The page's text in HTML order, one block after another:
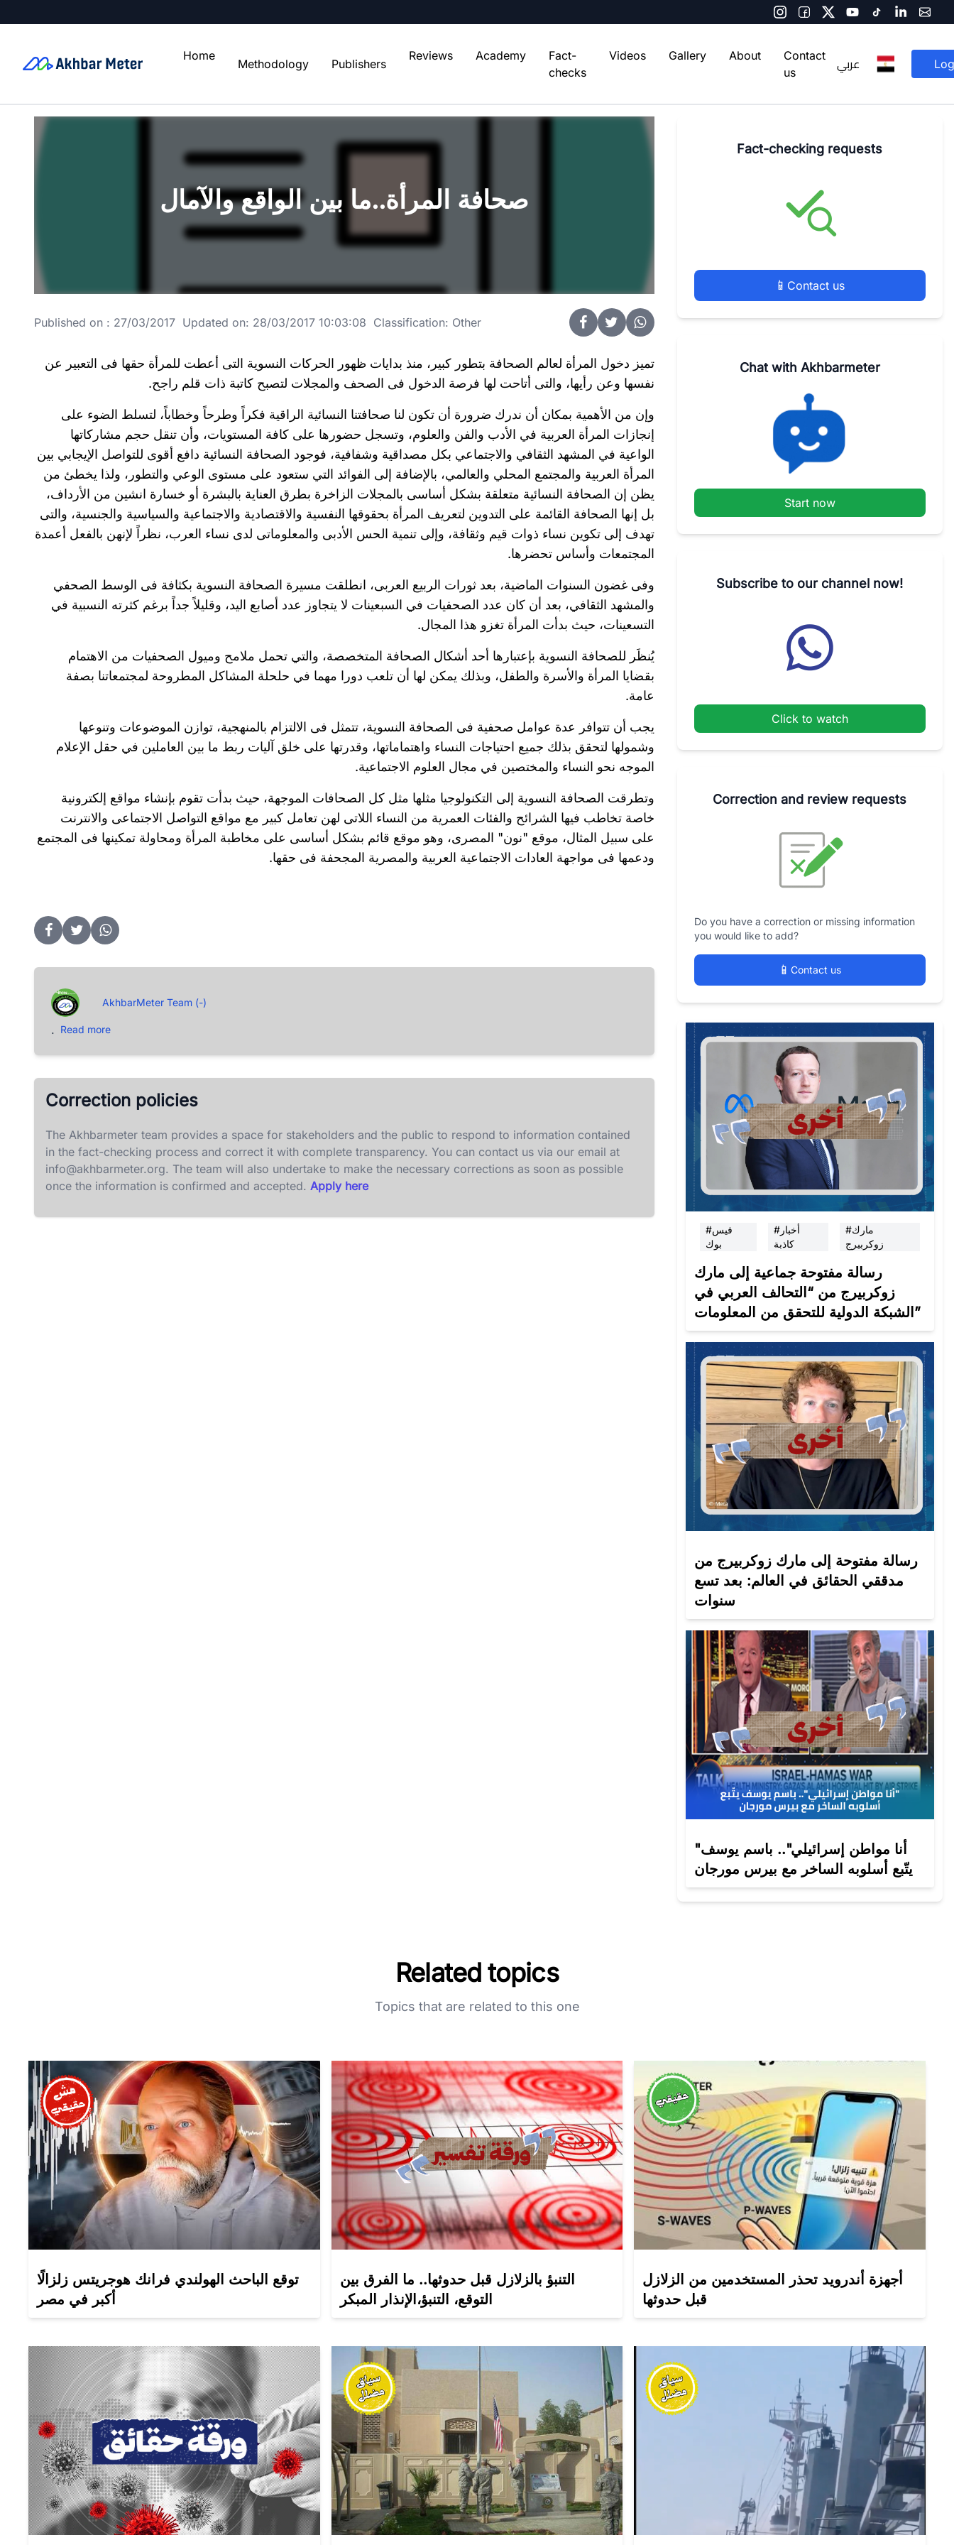
Home
Methodology Publishers
Reviews Academy
Fact-
checks
Videos Gallery About
Contact
us
عربي
صحافة المرأة..ما بين الواقع والآمال
Published on : 27/03/2017 Updated on: 28/03/2017 10:03:08 Classification: Other
تميز دخول المرأة لعالم الصحافة بتطور كبير، منذ بدايات ظهور الحركات النسوية التى أعطت للمرأة حقها فى التعبير عن
نفسها وعن رأيها، والتى أتاحت لها فرصة الدخول فى الصحف والمجلات لتصبح كاتبة ذات قلم راجح.
وإن من الأهمية بمكان أن ندرك ضرورة أن تكون لنا صحافتنا النسائية الراقية فكراً وطرحاً وخطاباً، لتسلط الضوء على
إنجازات المرأة العربية في الأدب والفن والعلوم، وتسجل حضورها على كافة المستويات، وأن تنقل حجم مشاركاتها
الواعية في المشهد الثقافي والاجتماعي بكل مصداقية وشفافية، فوجود الصحافة النسائية دافع أقوى للتواصل الإيجابي بين
المرأة العربية والمجتمع المحلي والعالمي، بالإضافة إلى الفوائد التي ستعود على مستوى الوعي والتطور، ولذا يخطئ من
يظن إن الصحافة النسائية متعلقة بشكل أساسى بالمجلات الزاخرة بطرق العناية بالبشرة أو خسارة انشين من الأرداف،
بل إنها الصحافة القائمة على التدوين لتعريف المرأة بحقوقها النفسية والاقتصادية والاجتماعية والسياسية والجنسية، والتى
تهدف إلى تكوين نساء ذوات قيم وثقافة، وإلى تنمية الحس الأدبى والمعلوماتى لدى نساء العرب، نظراً لإنهن بالفعل أعمدة
المجتمعات وأساس تحضرها.
وفى غضون السنوات الماضية، بعد ثورات الربيع العربى، انطلقت مسيرة الصحافة النسوية بكثافة فى الوسط الصحفي
والمشهد الثقافي، بعد أن كان عدد الصحفيات في السبعينات لا يتجاوز عدد أصابع اليد، وقليلاً جداً برغم كثرته النسبية في
التسعينات، حيث بدأت المرأة تغزو هذا المجال.
يُنظَر للصحافة النسوية بإعتبارها أحد أشكال الصحافة المتخصصة، والتي تحمل ملامح وميول الصحفيات من الاهتمام
بقضايا المرأة والأسرة والطفل، وبذلك يمكن لها أن تلعب دورا مهما في حلحلة المشاكل المطروحة لمجتمعاتنا بصفة
عامة.
يجب أن تتوافر عدة عوامل صحفية فى الصحافة النسوية، تتمثل فى الالتزام بالمنهجية، توازن الموضوعات وتنوعها
وشمولها لتحقق بذلك جميع احتياجات النساء واهتماماتها، وقدرتها على خلق آليات ربط ما بين العاملين في حقل الإعلام
الموجه نحو النساء والمختصين في مجال العلوم الاجتماعية.
وتطرقت الصحافة النسوية إلى التكنولوجيا مثلها مثل كل الصحافات الموجهة، حيث بدأت تقوم بإنشاء مواقع إلكترونية
خاصة تخاطب فيها الشرائح والفئات العمرية من النساء اللاتى لهن تعامل كبير مع مواقع التواصل الاجتماعى والانترنت
على سبيل المثال، موقع "نون" المصرى، وهو موقع قائم بشكل أساسى على مخاطبة المرأة ومحاولة تمكينها فى المجتمع
ودعمها فى مواجهة العادات الاجتماعية العربية والمصرية المجحفة فى حقها.
AkhbarMeter Team (-)
. Read more
Correction policies
The Akhbarmeter team provides a space for stakeholders and the public to respond to information contained
in the fact-checking process and correct it with complete transparency. You can contact us via our email at
info@akhbarmeter.org. The team will also undertake to make the necessary corrections as soon as possible
once the information is confirmed and accepted. Apply here
Fact-checking requests
📱 Contact us
Chat with Akhbarmeter
Start now
Subscribe to our channel now!
Click to watch
Correction and review requests
Do you have a correction or missing information
you would like to add?
📱Contact us
#فيس
بوك
#أخبار
كاذبة
#مارك
زوكربيرج
رسالة مفتوحة جماعية إلى مارك
زوكربيرج من “التحالف العربي في
الشبكة الدولية للتحقق من المعلومات”
رسالة مفتوحة إلى مارك زوكربيرج من
مدققي الحقائق في العالم: بعد تسع
سنوات
"أنا مواطن إسرائيلي".. باسم يوسف
يتّبع أسلوبه الساخر مع بيرس مورجان
Related topics
Topics that are related to this one
توقع الباحث الهولندي فرانك هوجريتس زلزالًا
أكبر في مصر
التنبؤ بالزلازل قبل حدوثها.. ما الفرق بين
التوقع، التنبؤ،الإنذار المبكر
أجهزة أندرويد تحذر المستخدمين من الزلازل
قبل حدوثها